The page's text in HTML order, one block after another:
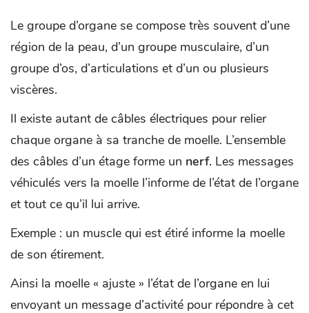
Le groupe d’organe se compose très souvent d’une
région de la peau, d’un groupe musculaire, d’un
groupe d’os, d’articulations et d’un ou plusieurs
viscères.
Il existe autant de câbles électriques pour relier
chaque organe à sa tranche de moelle. L’ensemble
des câbles d’un étage forme un nerf. Les messages
véhiculés vers la moelle l’informe de l’état de l’organe
et tout ce qu’il lui arrive.
Exemple : un muscle qui est étiré informe la moelle
de son étirement.
Ainsi la moelle « ajuste » l’état de l’organe en lui
envoyant un message d’activité pour répondre à cet